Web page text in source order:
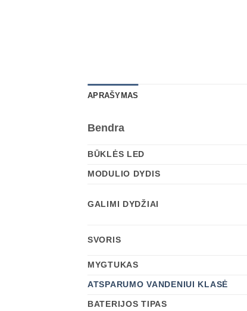
APRAŠYMAS
Bendra
BŪKLĖS LED
MODULIO DYDIS
GALIMI DYDŽIAI
SVORIS
MYGTUKAS
ATSPARUMO VANDENIUI KLASĖ
BATERIJOS TIPAS